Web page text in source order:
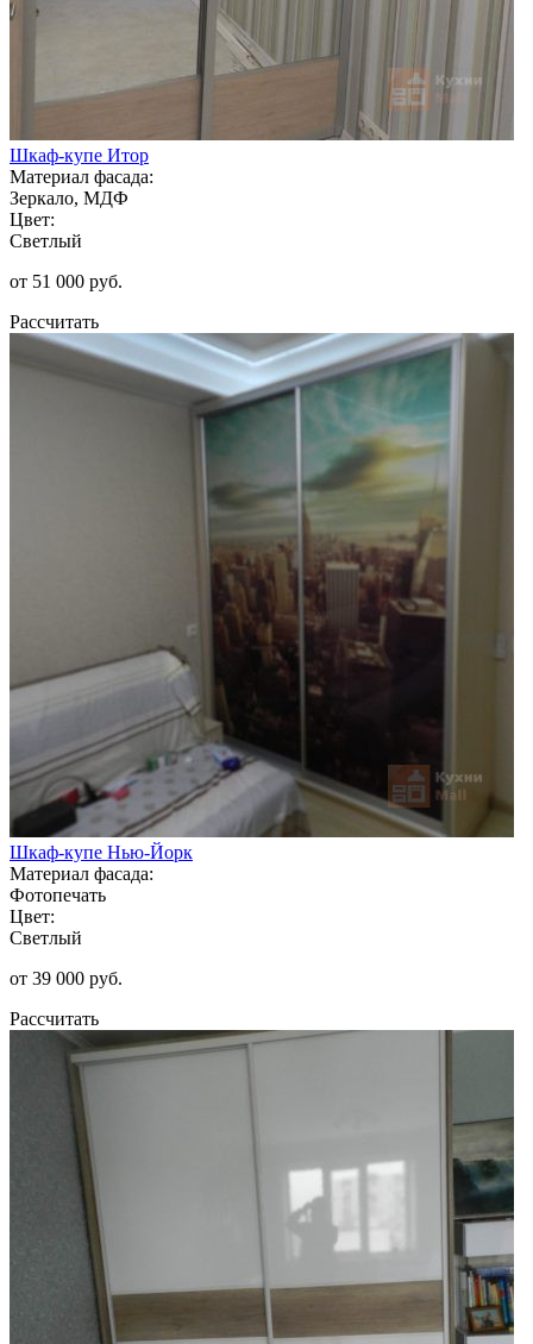
Шкаф-купе Итор
Материал фасада:
Зеркало, МДФ
Цвет:
Светлый
от 51 000 руб.
Рассчитать
Шкаф-купе Нью-Йорк
Материал фасада:
Фотопечать
Цвет:
Светлый
от 39 000 руб.
Рассчитать